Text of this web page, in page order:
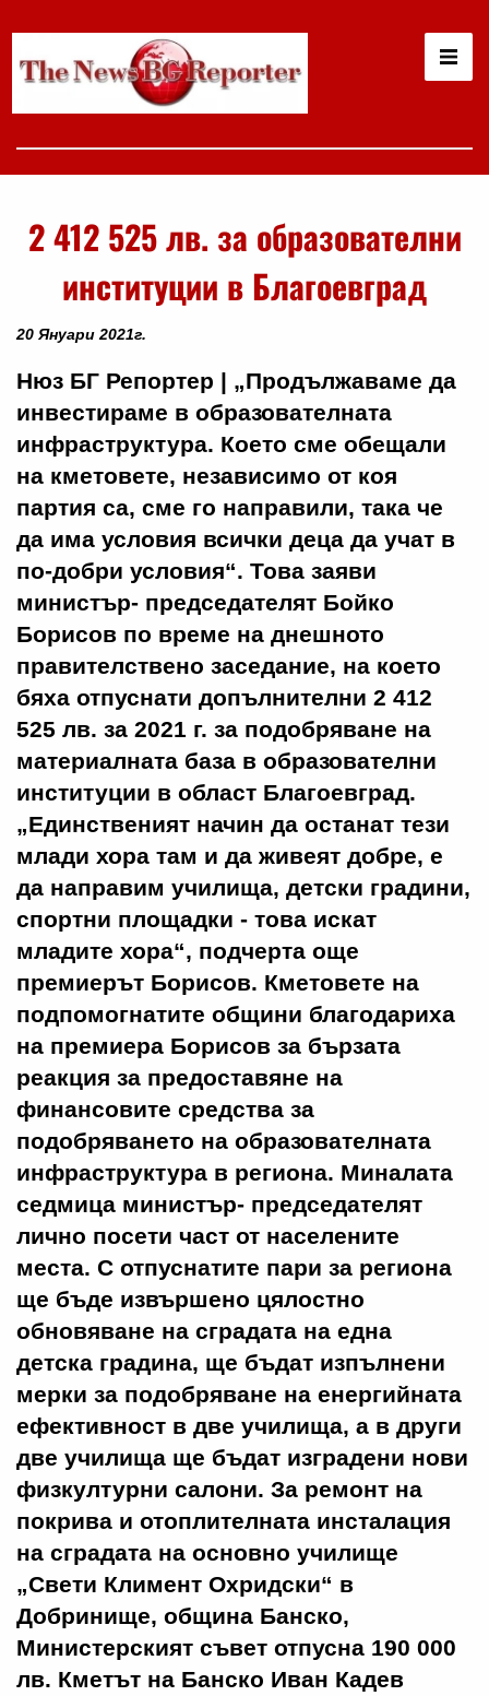
2 412 525 лв. за образователни
институции в Благоевград
20 Януари 2021г.
Нюз БГ Репортер | „Продължаваме да
инвестираме в образователната
инфраструктура. Което сме обещали
на кметовете, независимо от коя
партия са, сме го направили, така че
да има условия всички деца да учат в
по-добри условия“. Това заяви
министър- председателят Бойко
Борисов по време на днешното
правителствено заседание, на което
бяха отпуснати допълнителни 2 412
525 лв. за 2021 г. за подобряване на
материалната база в образователни
институции в област Благоевград.
„Единственият начин да останат тези
млади хора там и да живеят добре, е
да направим училища, детски градини,
спортни площадки - това искат
младите хора“, подчерта още
премиерът Борисов. Кметовете на
подпомогнатите общини благодариха
на премиера Борисов за бързата
реакция за предоставяне на
финансовите средства за
подобряването на образователната
инфраструктура в региона. Миналата
седмица министър- председателят
лично посети част от населените
места. С отпуснатите пари за региона
ще бъде извършено цялостно
обновяване на сградата на една
детска градина, ще бъдат изпълнени
мерки за подобряване на енергийната
ефективност в две училища, а в други
две училища ще бъдат изградени нови
физкултурни салони. За ремонт на
покрива и отоплителната инсталация
на сградата на основно училище
„Свети Климент Охридски“ в
Добринище, община Банско,
Министерският съвет отпусна 190 000
лв. Кметът на Банско Иван Кадев